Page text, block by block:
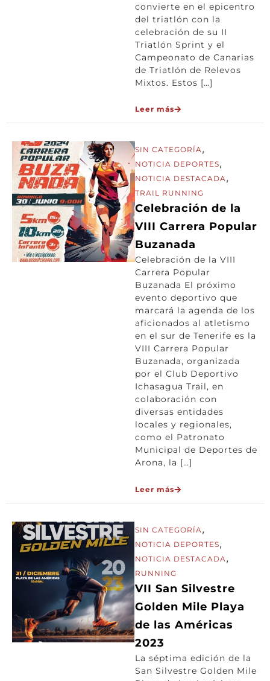
convierte en el epicentro
del triatlón con la
celebración de su II
Triatlón Sprint y el
Campeonato de Canarias
de Triatlón de Relevos
Mixtos. Estos […]
Leer más
SIN CATEGORÍA,
NOTICIA DEPORTES,
NOTICIA DESTACADA,
TRAIL RUNNING
Celebración de la
VIII Carrera Popular
Buzanada
Celebración de la VIII
Carrera Popular
Buzanada El próximo
evento deportivo que
marcará la agenda de los
aficionados al atletismo
en el sur de Tenerife es la
VIII Carrera Popular
Buzanada, organizada
por el Club Deportivo
Ichasagua Trail, en
colaboración con
diversas entidades
locales y regionales,
como el Patronato
Municipal de Deportes de
Arona, la […]
Leer más
SIN CATEGORÍA ,
NOTICIA DEPORTES,
NOTICIA DESTACADA ,
RUNNING
VII San Silvestre
Golden Mile Playa
de las Américas
2023
La séptima edición de la
San Silvestre Golden Mile